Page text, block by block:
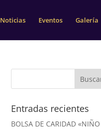
Noticias Eventos Galería
Entradas recientes
BOLSA DE CARIDAD «NIÑO